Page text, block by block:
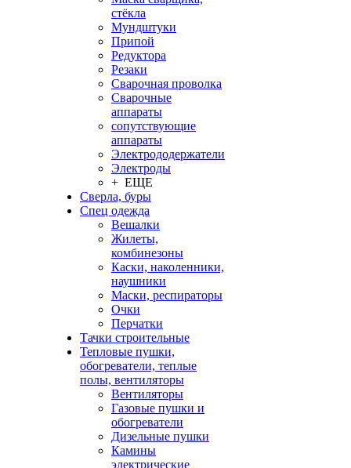
стёкла
Мундштуки
Припой
Редуктора
Резаки
Сварочная проволка
Сварочные
аппараты
сопутствующие
аппараты
Электрододержатели
Электроды
+ ЕЩЕ
Сверла, буры
Спец одежда
Вешалки
Жилеты,
комбинезоны
Каски, наколенники,
наушники
Маски, респираторы
Очки
Перчатки
Тачки строительные
Тепловые пушки,
обогреватели, теплые
полы, вентиляторы
Вентиляторы
Газовые пушки и
обогреватели
Дизельные пушки
Камины
электрические